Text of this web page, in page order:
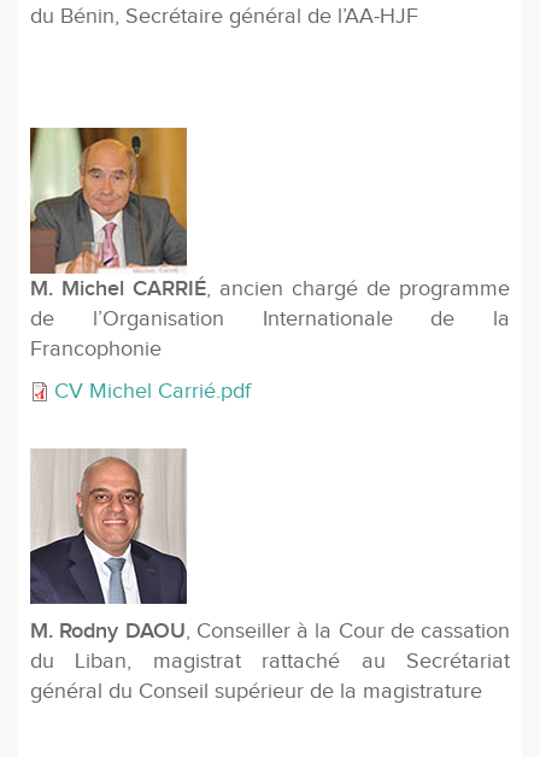
du Bénin, Secrétaire général de l’AA-HJF
M. Michel CARRIÉ, ancien chargé de programme
de l’Organisation Internationale de la
Francophonie
CV Michel Carrié.pdf
M. Rodny DAOU, Conseiller à la Cour de cassation
du Liban, magistrat rattaché au Secrétariat
général du Conseil supérieur de la magistrature